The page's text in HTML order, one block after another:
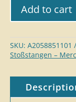
Add to cart
SKU: A2058851101
Stoßstangen –